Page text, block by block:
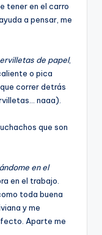
tener en el carro
a pensar, me
de papel,
o pica
correr detrás
naaa).
que son
en el
en el trabajo.
toda buena
y me
Aparte me